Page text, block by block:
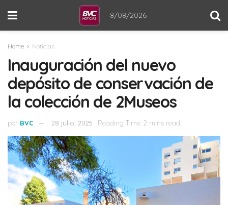
8/08/2026
Home Noticias
Inauguración del nuevo
depósito de conservación de
la colección de 2Museos
por BVC 28 julio, 2025 Reading Time: 2 mins read